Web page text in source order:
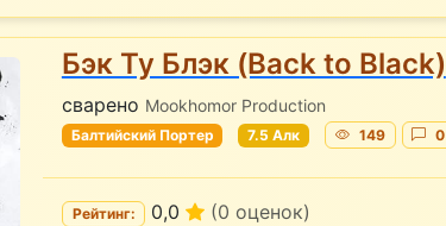
Бэк Ту Блэк (Back to Black)
сварено Mookhomor Production
Балтийский Портер 7.5 Алк 149 0
Рейтинг: 0,0 (0 оценок)